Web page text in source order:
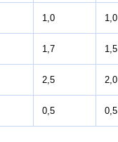
1,0 1,0
1,7 1,5
2,5 2,0
0,5 0,5